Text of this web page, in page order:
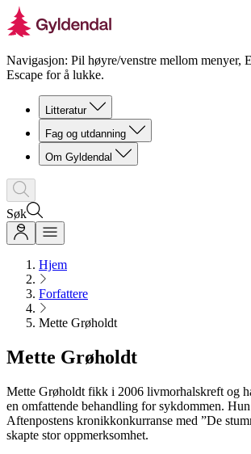
Navigasjon: Pil høyre/venstre mellom menyer,
Escape for å lukke.
Litteratur
Fag og utdanning
Om Gyldendal
Søk
Hjem
Forfattere
Mette Grøholdt
Mette Grøholdt
Mette Grøholdt fikk i 2006 livmorhalskreft og
en omfattende behandling for sykdommen.
Aftenpostens kronikkonkurranse med ”De
skapte stor oppmerksomhet.